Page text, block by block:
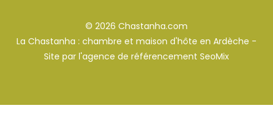
© 2026 Chastanha.com
La Chastanha : chambre et maison d'hôte en Ardèche -
Site par l'agence de référencement SeoMix